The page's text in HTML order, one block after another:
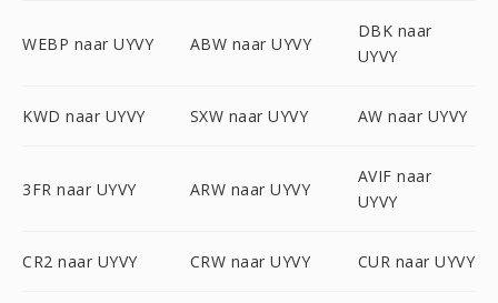
WEBP naar UYVY ABW naar UYVY
DBK naar
UYVY
KWD naar UYVY SXW naar UYVY AW naar UYVY
3FR naar UYVY ARW naar UYVY
AVIF naar
UYVY
CR2 naar UYVY CRW naar UYVY CUR naar UYVY